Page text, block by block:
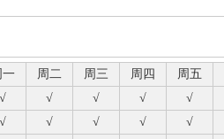
一 周二 周三 周四 周五
√ √ √ √
√
√ √ √ √
√